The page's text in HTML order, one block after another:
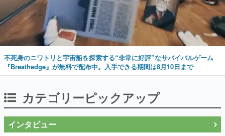
不死身のニワトリと宇宙船を探索する“非常に好評”なサバイバルゲーム
『Breathedge』が無料で配布中。入手できる期間は8月10日まで
カテゴリーピックアップ
インタビュー